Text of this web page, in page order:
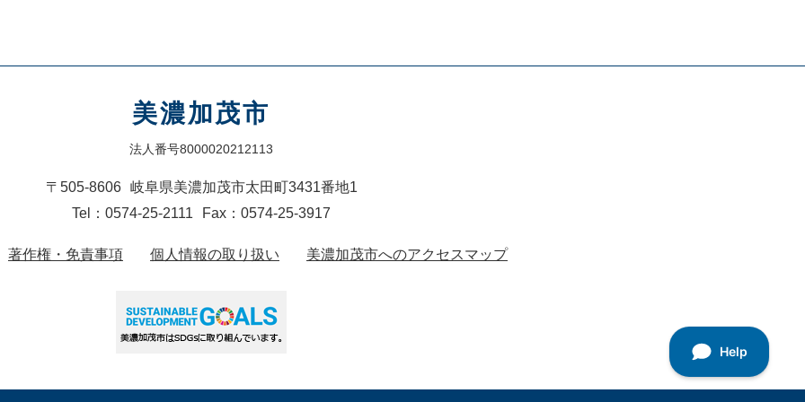
美濃加茂市
法人番号8000020212113
〒505-8606
岐阜県美濃加茂市太田町3431番地1
Tel：0574-25-2111
Fax：0574-25-3917
著作権・免責事項 個人情報の取り扱い 美濃加茂市へのアクセスマップ